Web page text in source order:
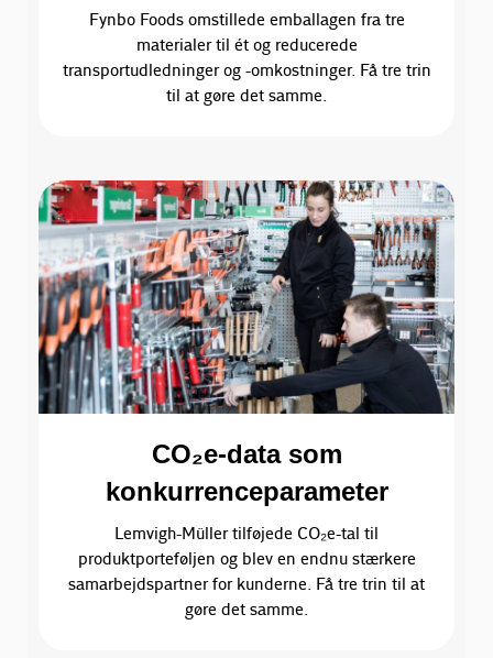
Fynbo Foods omstillede emballagen fra tre
materialer til ét og reducerede
transportudledninger og -omkostninger. Få tre trin
til at gøre det samme.
CO₂e-data som
konkurrenceparameter
Lemvigh-Müller tilføjede CO₂e-tal til
produktporteføljen og blev en endnu stærkere
samarbejdspartner for kunderne. Få tre trin til at
gøre det samme.